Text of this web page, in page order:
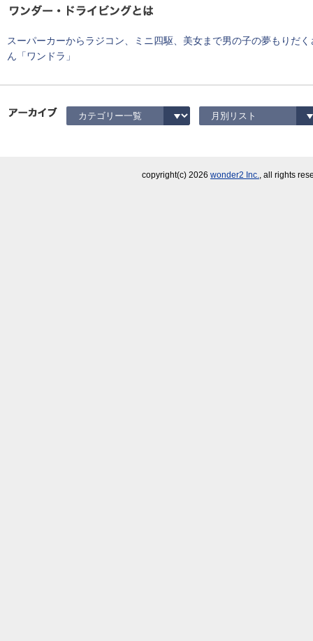
スーパーカーからラジコン、ミニ四駆、美女まで男の子の夢もりだく
ん「ワンドラ」
copyright(c) 2026 wonder2 Inc., all rights